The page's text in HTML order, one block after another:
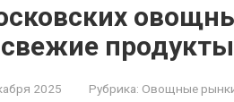
2025 Рубрика: Овощные